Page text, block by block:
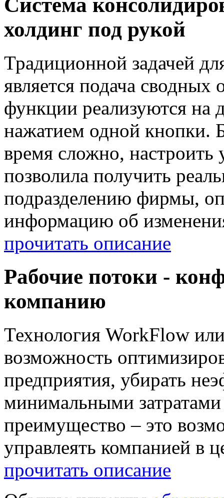
Система
холдинг под рукой
Традиционной задачей
является подача сводных
функции реализуются на
нажатием одной кнопки.
время сложно, настроить
позволила получить
подразделению фирмы,
информацию об
прочитать описание
Рабочие потоки -
компанию
Технология WorkFlow
возможность
предприятия, убирать
минимальными
преимущество – это
управлеять компанией в
прочитать описание